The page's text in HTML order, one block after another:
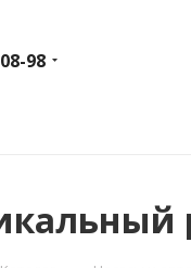
98